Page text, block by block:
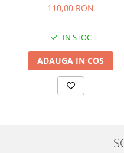
110,00 RON
IN STOC
ADAUGA IN COS